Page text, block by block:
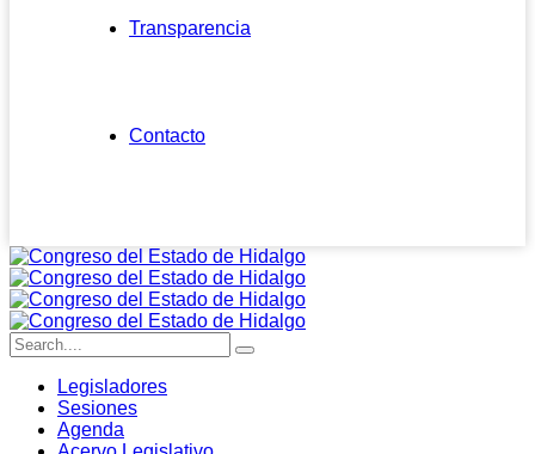
Transparencia
Contacto
Legisladores
Sesiones
Agenda